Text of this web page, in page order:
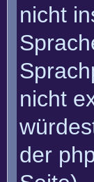
nicht
nicht
der